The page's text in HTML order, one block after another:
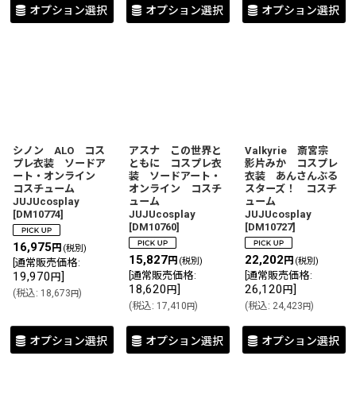
オプション選択 オプション選択 オプション選択
シノン ALO コス
プレ衣装 ソードア
ート・オンライン
コスチューム
JUJUcosplay
[DM10774]
16,975 円 (税別)
通常販売価格:
19,970 円]
(税込: 18,673 円)
オプション選択
アスナ この世界と
ともに コスプレ衣
装 ソードアート・
オンライン コスチ
ューム
JUJUcosplay
[DM10760]
15,827円 (税別)
通常販売価格:
18,620 円]
(税込: 17,410 円)
オプション選択
Valkyrie 斎宮宗
影片みか コスプレ
衣装 あんさんぶる
スターズ！ コスチ
ューム
JUJUcosplay
[DM10727]
22,202 円 (税別)
通常販売価格:
26,120 円]
(税込: 24,423 円)
オプション選択